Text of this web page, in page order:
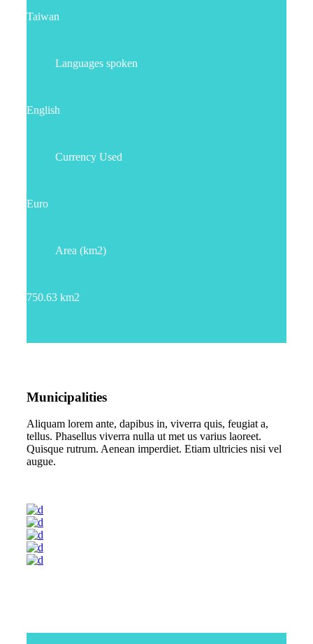
Taiwan
Languages spoken
English
Currency Used
Euro
Area (km2)
750.63 km2
Municipalities
Aliquam lorem ante, dapibus in, viverra quis, feugiat a,
tellus. Phasellus viverra nulla ut met us varius laoreet.
Quisque rutrum. Aenean imperdiet. Etiam ultricies nisi vel
augue.